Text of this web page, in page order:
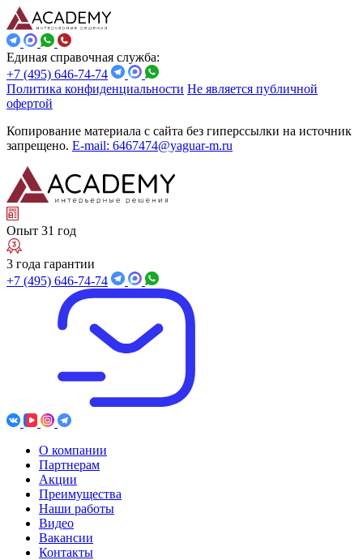
Единая справочная служба:
+7 (495) 646-74-74
Политика конфиденциальности Не является публичной
офертой
Копирование материала с сайта без гиперссылки на источник
запрещено. E-mail: 6467474@yaguar-m.ru
Опыт 31 год
3 года гарантии
+7 (495) 646-74-74
О компании
Партнерам
Акции
Преимущества
Наши работы
Видео
Вакансии
Контакты